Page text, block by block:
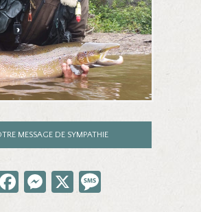
MESSAGE DE SYMPATHIE
C
Fa
M
X